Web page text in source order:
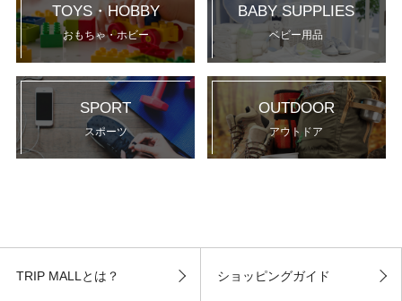
TOYS・HOBBY
おもちゃ・ホビー
BABY SUPPLIES
ベビー用品
SPORT
スポーツ
OUTDOOR
アウトドア
TRIP MALLとは？ ショッピングガイド